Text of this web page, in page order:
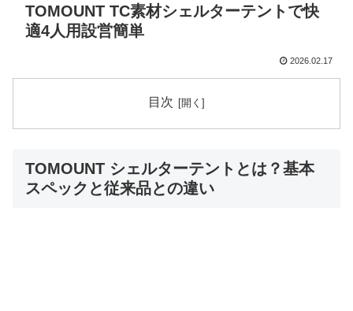
TOMOUNT TC素材シェルターテントで快
適4人用設営簡単
2026.02.17
目次
TOMOUNT シェルターテントとは？基本
スペックと従来品との違い